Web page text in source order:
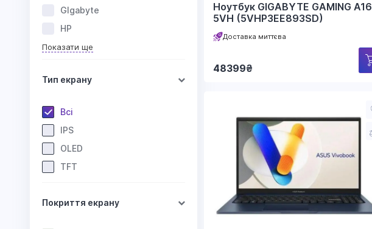
GIgabyte
HP
Показати ще
Тип екрану
Всі
IPS
OLED
TFT
Покриття екрану
Ноутбук GIGABYTE GAMING A16
5VH (5VHP3EE893SD)
Доставка миттєва
48399₴